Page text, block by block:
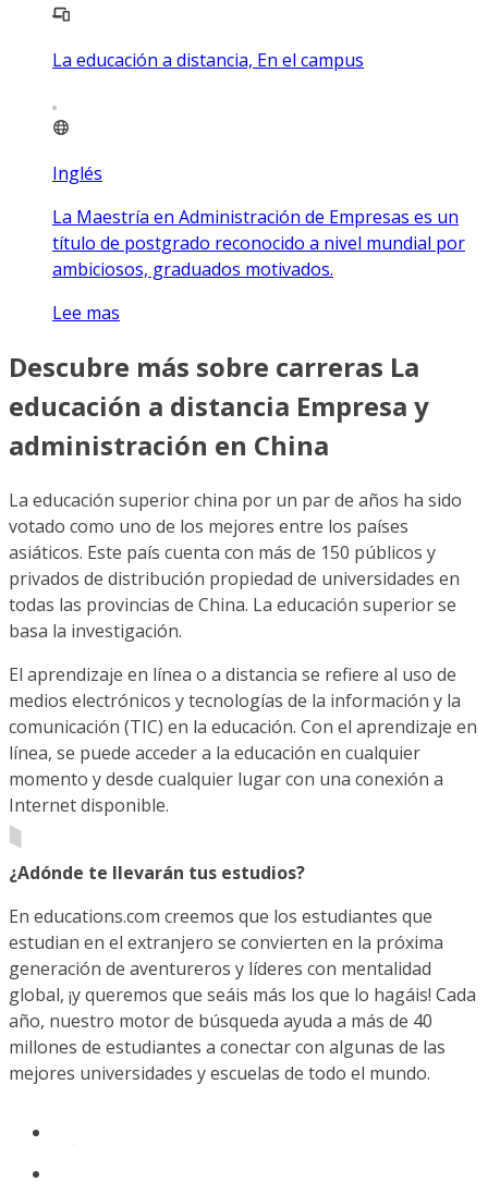
La educación a distancia, En el campus
Inglés
La Maestría en Administración de Empresas es un
título de postgrado reconocido a nivel mundial por
ambiciosos, graduados motivados.
Lee mas
Descubre más sobre carreras La
educación a distancia Empresa y
administración en China
La educación superior china por un par de años ha sido
votado como uno de los mejores entre los países
asiáticos. Este país cuenta con más de 150 públicos y
privados de distribución propiedad de universidades en
todas las provincias de China. La educación superior se
basa la investigación.
El aprendizaje en línea o a distancia se refiere al uso de
medios electrónicos y tecnologías de la información y la
comunicación (TIC) en la educación. Con el aprendizaje en
línea, se puede acceder a la educación en cualquier
momento y desde cualquier lugar con una conexión a
Internet disponible.
¿Adónde te llevarán tus estudios?
En educations.com creemos que los estudiantes que
estudian en el extranjero se convierten en la próxima
generación de aventureros y líderes con mentalidad
global, ¡y queremos que seáis más los que lo hagáis! Cada
año, nuestro motor de búsqueda ayuda a más de 40
millones de estudiantes a conectar con algunas de las
mejores universidades y escuelas de todo el mundo.